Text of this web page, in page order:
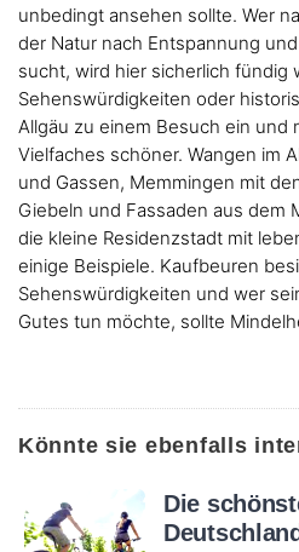
unbedingt ansehen sollte. Wer
der Natur nach Entspannung
sucht, wird hier sicherlich fündig
Sehenswürdigkeiten oder
Allgäu zu einem Besuch ein und
Vielfaches schöner. Wangen im
und Gassen, Memmingen mit
Giebeln und Fassaden aus dem
die kleine Residenzstadt mit
einige Beispiele. Kaufbeuren
Sehenswürdigkeiten und wer
Gutes tun möchte, sollte
Könnte sie ebenfalls
Die